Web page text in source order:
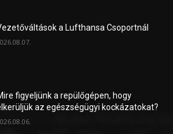
a Lufthansa Csoportnál
figyeljünk a repülőgépen, hogy
az egészségügyi kockázatokat?